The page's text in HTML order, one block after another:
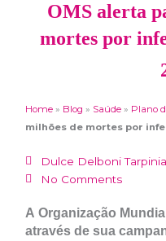
OMS alerta
mortes por
Home » Blog » Saúde » Plano
milhões de mortes por
Dulce Delboni
No Comments
A Organização
através de sua